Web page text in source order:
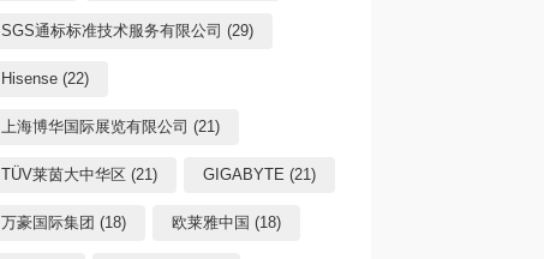
SGS通标标准技术服务有限公司 (29)
Hisense (22)
上海博华国际展览有限公司 (21)
TÜV莱茵大中华区 (21) GIGABYTE (21)
万豪国际集团 (18) 欧莱雅中国 (18)